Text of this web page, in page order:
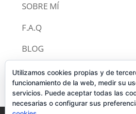
SOBRE MÍ
F.A.Q
BLOG
CONTACTO
Utilizamos cookies propias y de
funcionamiento de la web, medir su
servicios. Puede aceptar todas las
necesarias o configurar sus